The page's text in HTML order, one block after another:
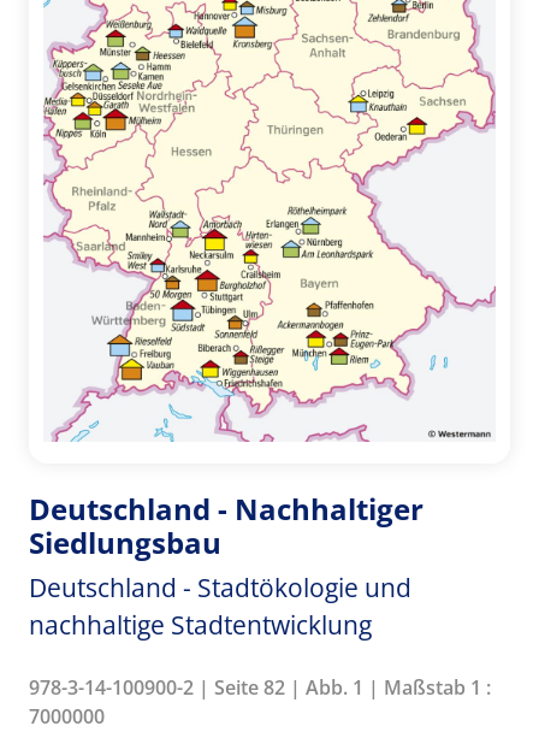
Deutschland - Nachhaltiger
Siedlungsbau
Deutschland - Stadtökologie und
nachhaltige Stadtentwicklung
978-3-14-100900-2 | Seite 82 | Abb. 1 | Maßstab 1 :
7000000